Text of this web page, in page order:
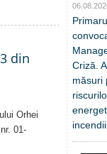
din
Orhei
01-
Criză.
măsuri